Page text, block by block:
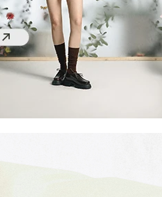
장바구니 쿠폰